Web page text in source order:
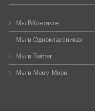
Мы ВКонтакте
Мы в Одноклассниках
Мы в Twitter
Мы в Моём Мире